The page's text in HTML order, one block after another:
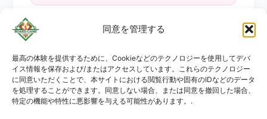
同意を管理する
最高の体験を提供するために、Cookieなどのテクノロジーを使用してデバ
イス情報を保存および/またはアクセスしています。これらのテクノロジー
に同意いただくことで、本サイトにおける閲覧行動や固有のIDなどのデータ
を処理することができます。同意しない場合、または同意を撤回した場合、
特定の機能や特性に悪影響を与える可能性があります。.
PL
RU
KO